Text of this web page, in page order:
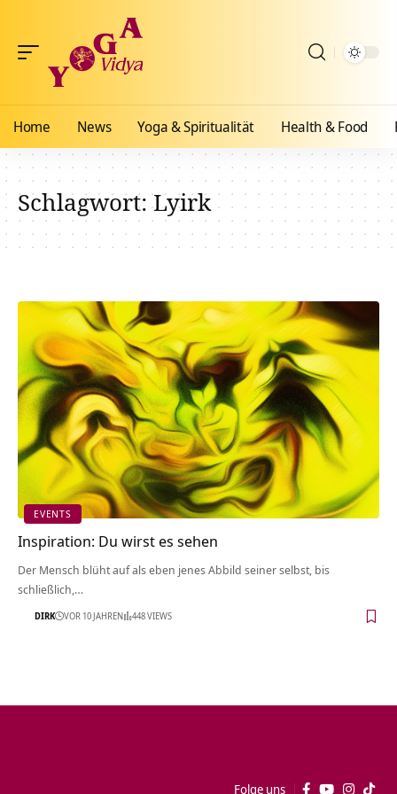
Home News Yoga & Spiritualität Health & Food
Schlagwort:Lyirk
EVENTS
Inspiration: Du wirst es sehen
Der Mensch blüht auf als eben jenes Abbild seiner selbst, bis
schließlich,…
DIRK VOR 10 JAHREN 448 VIEWS
Folge uns